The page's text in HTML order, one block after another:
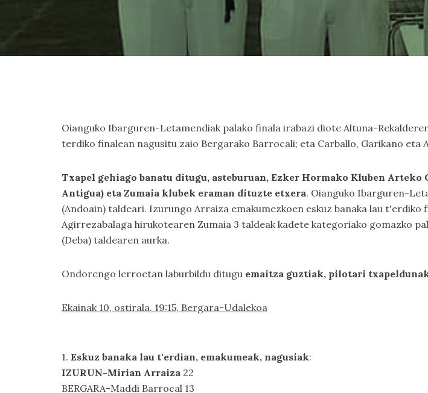
Oianguko Ibarguren-Letamendiak palako finala irabazi diote Altuna-
terdiko finalean nagusitu zaio Bergarako Barrocali; eta Carballo, Garikano eta
Txapel gehiago banatu ditugu, asteburuan, Ezker Hormako Kluben
Antigua) eta Zumaia klubek eraman dituzte etxera. Oianguko Ibarguren-
(Andoain) taldeari. Izurungo Arraiza emakumezkoen eskuz banaka lau
Agirrezabalaga hirukotearen Zumaia 3 taldeak kadete kategoriako gomazko
(Deba) taldearen aurka.
Ondorengo lerroetan laburbildu ditugu emaitza guztiak, pilotari
Ekainak 10, ostirala, 19:15, Bergara-Udalekoa
1. Eskuz banaka lau t'erdian, emakumeak, nagusiak:
IZURUN-Mirian Arraiza 22
BERGARA-Maddi Barrocal 13